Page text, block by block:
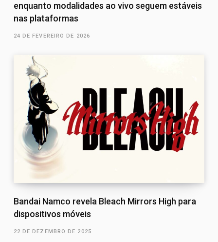
enquanto modalidades ao vivo seguem estáveis
nas plataformas
24 DE FEVEREIRO DE 2026
Bandai Namco revela Bleach Mirrors High para
dispositivos móveis
22 DE DEZEMBRO DE 2025